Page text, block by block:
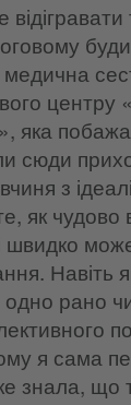
медична
центру
яка
сюди
з
як чудово
швидко
Навіть
рано
я сама
знала, що